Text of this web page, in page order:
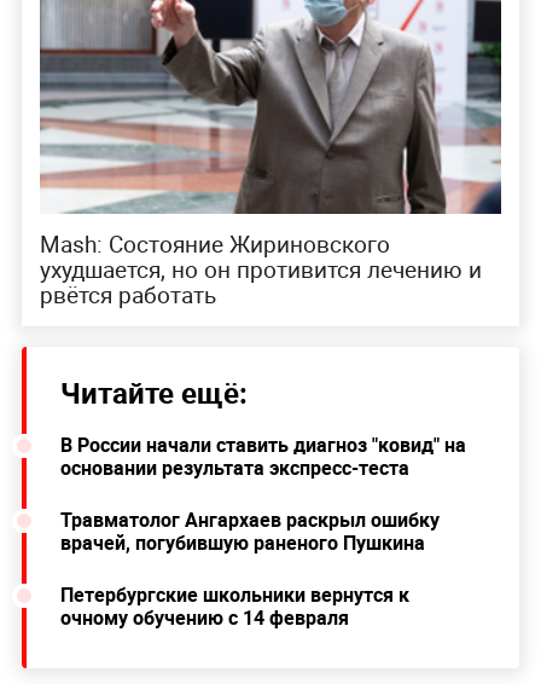
Mash: Состояние Жириновского
ухудшается, но он противится лечению и
рвётся работать
Читайте ещё:
В России начали ставить диагноз "ковид" на
основании результата экспресс-теста
Травматолог Ангархаев раскрыл ошибку
врачей, погубившую раненого Пушкина
Петербургские школьники вернутся к
очному обучению с 14 февраля